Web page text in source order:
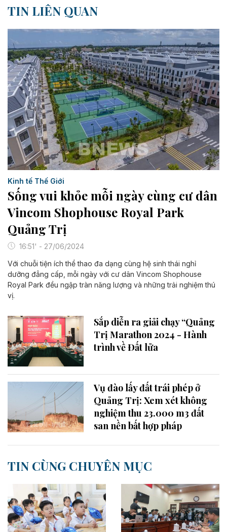
TIN LIÊN QUAN
Kinh tế Thế Giới
Sống vui khỏe mỗi ngày cùng cư dân
Vincom Shophouse Royal Park
Quảng Trị
16:51' - 27/06/2024
Với chuỗi tiện ích thể thao đa dạng cùng hệ sinh thái nghỉ
dưỡng đẳng cấp, mỗi ngày với cư dân Vincom Shophouse
Royal Park đều ngập tràn năng lượng và những trải nghiệm thú
vị.
Sắp diễn ra giải chạy “Quảng
Trị Marathon 2024 - Hành
trình về Đất lửa
Vụ đào lấy đất trái phép ở
Quảng Trị: Xem xét không
nghiệm thu 23.000 m3 đất
san nền bất hợp pháp
TIN CÙNG CHUYÊN MỤC